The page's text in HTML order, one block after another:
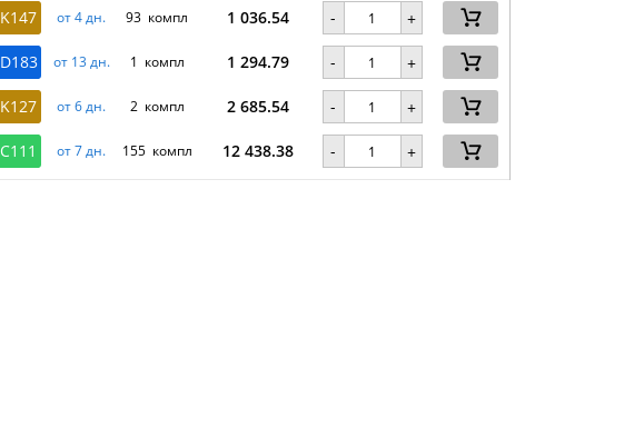
K147 от 4 дн. 93 компл 1 036.54 - +
D183 от 13 дн. 1 компл 1 294.79 - +
K127 от 6 дн. 2 компл 2 685.54 - +
C111 от 7 дн. 155 компл 12 438.38 - +